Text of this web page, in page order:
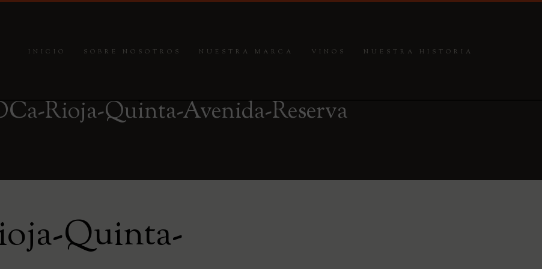
INICIO SOBRE NOSOTROS NUESTRA MARCA VINOS NUESTRA HISTORIA
Rioja-Quinta-Avenida-Reserva
Quinta-